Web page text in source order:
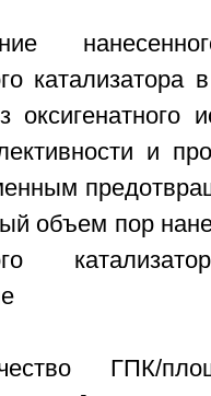
катализатора
оксигенатного
и
объем пор
ГПК/